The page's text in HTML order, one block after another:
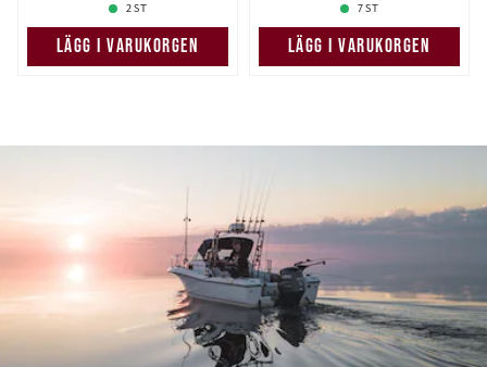
2 ST
LÄGG I VARUKORGEN
7 ST
LÄGG I VARUKORGEN